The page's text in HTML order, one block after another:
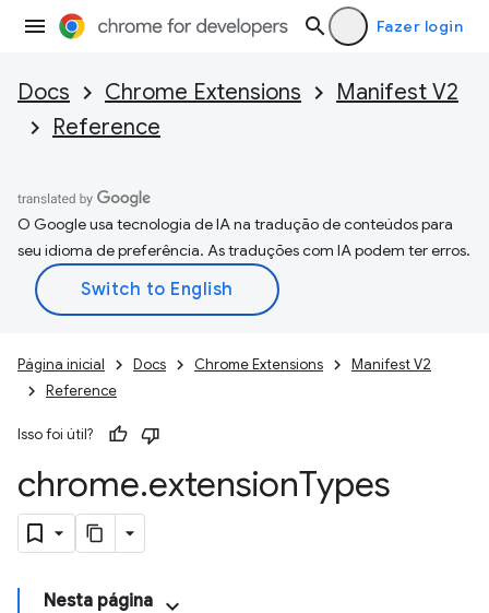
Fazer login
Docs Chrome Extensions
Manifest V2
Reference
O Google usa tecnologia de IA na tradução de conteúdos para
seu idioma de preferência. As traduções com IA podem ter erros.
Página inicial Docs Chrome Extensions
Manifest V2
Reference
Isso foi útil?
chrome.extensionTypes
Nesta página